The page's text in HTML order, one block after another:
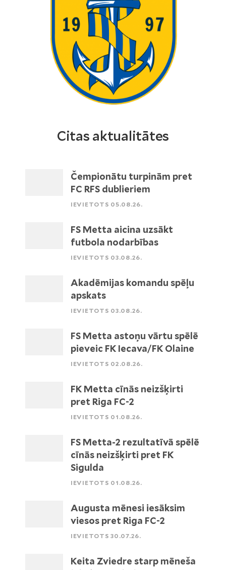
Citas aktualitātes
Čempionātu turpinām pret
FC RFS dublieriem
IEVIETOTS 05.08.26.
FS Metta aicina uzsākt
futbola nodarbības
IEVIETOTS 03.08.26.
Akadēmijas komandu spēļu
apskats
IEVIETOTS 03.08.26.
FS Metta astoņu vārtu spēlē
pieveic FK Iecava/FK Olaine
IEVIETOTS 02.08.26.
FK Metta cīnās neizšķirti
pret Riga FC-2
IEVIETOTS 01.08.26.
FS Metta-2 rezultatīvā spēlē
cīnās neizšķirti pret FK
Sigulda
IEVIETOTS 01.08.26.
Augusta mēnesi iesāksim
viesos pret Riga FC-2
IEVIETOTS 30.07.26.
Keita Zviedre starp mēneša